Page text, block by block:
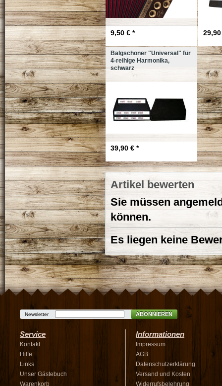
9,50 € *
Balgschoner "Universal" für
4-reihige Harmonika,
schwarz
39,90 € *
Artikel bewerten
Sie müssen
können.
Es liegen keine
Newsletter ABONNIEREN
Service
Kontakt
Hilfe
Links
Unser Gästebuch
Warenkorb
Informationen
Impressum
AGB
Datenschutzerklärung
Versand und Kosten
Widerrufsbelehrung